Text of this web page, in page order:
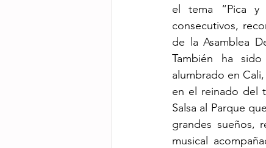
el tema “Pica y
consecutivos,
de la Asamblea
También ha
alumbrado en
en el reinado del
Salsa al Parque
grandes sueños,
musical